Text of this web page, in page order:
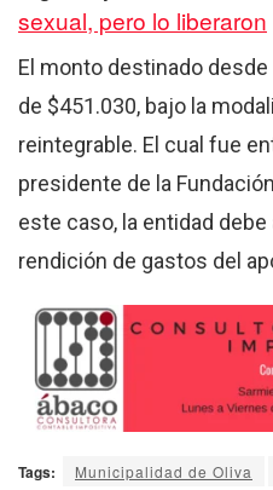
sexual, pero lo liberaron
El monto destinado
de $451.030, bajo la
reintegrable. El cual fue
presidente de la
este caso, la entidad
rendición de gastos del
Tags: Municipalidad de Oliva